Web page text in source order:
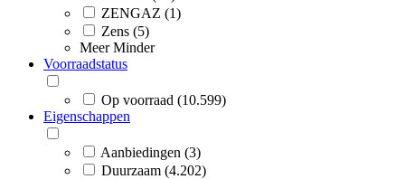
ZENGAZ (1)
Zens (5)
Meer Minder
Voorraadstatus
Op voorraad (10.599)
Eigenschappen
Aanbiedingen (3)
Duurzaam (4.202)